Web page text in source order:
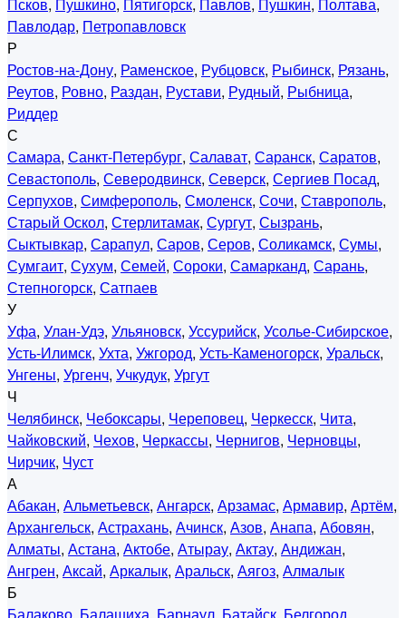
Павлодар, Петропавловск
Р
Ростов-на-Дону, Раменское, Рубцовск, Рыбинск, Рязань,
Реутов, Ровно, Раздан, Рустави, Рудный, Рыбница,
Риддер
С
Самара, Санкт-Петербург, Салават, Саранск, Саратов,
Севастополь, Северодвинск, Северск, Сергиев Посад,
Серпухов, Симферополь, Смоленск, Сочи, Ставрополь,
Старый Оскол, Стерлитамак, Сургут, Сызрань,
Сыктывкар, Сарапул, Саров, Серов, Соликамск, Сумы,
Сумгаит, Сухум, Семей, Сороки, Самарканд, Сарань,
Степногорск, Сатпаев
У
Уфа, Улан-Удэ, Ульяновск, Уссурийск, Усолье-Сибирское,
Усть-Илимск, Ухта, Ужгород, Усть-Каменогорск, Уральск,
Унгены, Ургенч, Учкудук, Ургут
Ч
Челябинск, Чебоксары, Череповец, Черкесск, Чита,
Чайковский, Чехов, Черкассы, Чернигов, Черновцы,
Чирчик, Чуст
А
Абакан, Альметьевск, Ангарск, Арзамас, Армавир, Артём,
Архангельск, Астрахань, Ачинск, Азов, Анапа, Абовян,
Алматы, Астана, Актобе, Атырау, Актау, Андижан,
Ангрен, Аксай, Аркалык, Аральск, Аягоз, Алмалык
Б